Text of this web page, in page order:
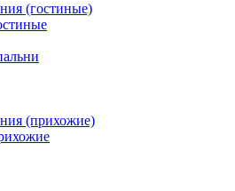
(гостиные)
(прихожие)